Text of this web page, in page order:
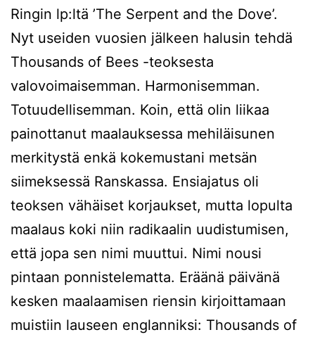
Ringin lp:ltä ’The Serpent and the Dove’.
Nyt useiden vuosien jälkeen halusin tehdä
Thousands of Bees -teoksesta
valovoimaisemman. Harmonisemman.
Totuudellisemman. Koin, että olin liikaa
painottanut maalauksessa mehiläisunen
merkitystä enkä kokemustani metsän
siimeksessä Ranskassa. Ensiajatus oli
teoksen vähäiset korjaukset, mutta lopulta
maalaus koki niin radikaalin uudistumisen,
että jopa sen nimi muuttui. Nimi nousi
pintaan ponnistelematta. Eräänä päivänä
kesken maalaamisen riensin kirjoittamaan
muistiin lauseen englanniksi: Thousands of